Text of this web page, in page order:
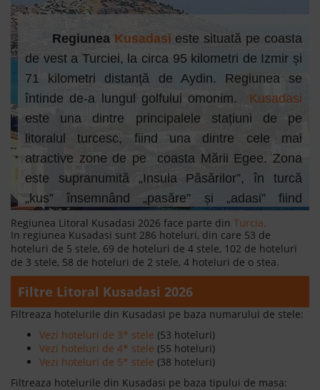
Regiunea Kusadasi este situată pe coasta
de vest a Turciei, la circa 95 kilometri de Izmir și
71 kilometri distanță de Aydin. Regiunea se
întinde de-a lungul golfului omonim. Kusadasi
este una dintre principalele stațiuni de pe
litoralul turcesc, fiind una dintre cele mai
atractive zone de pe coasta Mării Egee. Zona
este supranumită „Insula Păsărilor”, în turcă
„kus” însemnând „pasăre” și „adasi” fiind
echivalentul pentru „insulă”.
Citeste mai mult
Regiunea Litoral Kusadasi 2026 face parte din Turcia.
In regiunea Kusadasi sunt 286 hoteluri, din care 53 de
hoteluri de 5 stele, 69 de hoteluri de 4 stele, 102 de hoteluri
de 3 stele, 58 de hoteluri de 2 stele, 4 hoteluri de o stea.
Filtre Litoral Kusadasi 2026
Filtreaza hotelurile din Kusadasi pe baza numarului de stele:
Vezi hoteluri de 3* stele (53 hoteluri)
Vezi hoteluri de 4* stele (55 hoteluri)
Vezi hoteluri de 5* stele (38 hoteluri)
Filtreaza hotelurile din Kusadasi pe baza tipului de masa: